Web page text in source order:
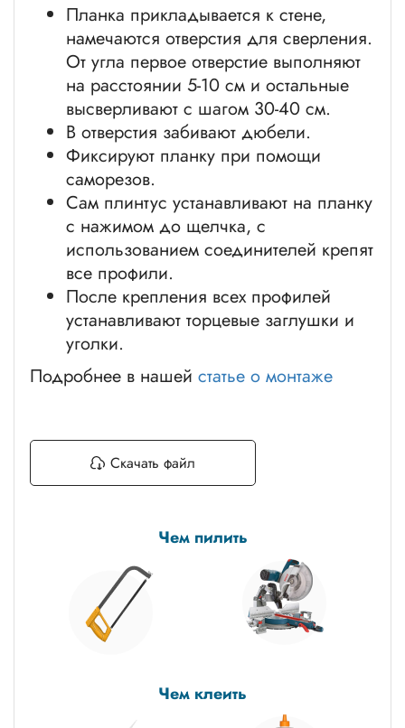
Планка прикладывается к стене,
намечаются отверстия для сверления.
От угла первое отверстие выполняют
на расстоянии 5-10 см и остальные
высверливают с шагом 30-40 см.
В отверстия забивают дюбели.
Фиксируют планку при помощи
саморезов.
Сам плинтус устанавливают на планку
с нажимом до щелчка, с
использованием соединителей крепят
все профили.
После крепления всех профилей
устанавливают торцевые заглушки и
уголки.
Подробнее в нашей статье о монтаже
Скачать файл
Чем пилить
Чем клеить